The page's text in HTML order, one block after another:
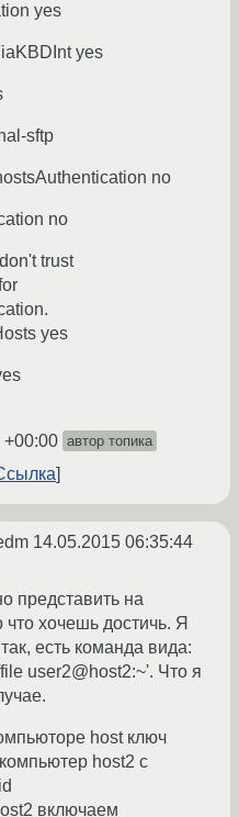
yes
yes
sftp
no
no
trust
yes
+00:00 автор топика
14.05.2015 06:35:44
представить на
хочешь достичь. Я
есть команда вида:
user2@host2:~'. Что я
host ключ
host2 с
включаем